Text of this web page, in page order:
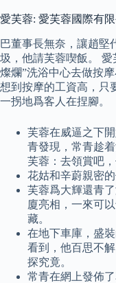
愛芙蓉: 愛芙蓉國際有限
巴董事長無奈，讓趙堅
圾，他請芙蓉喫飯。 愛
燦爛”洗浴中心去做按
想到按摩的工資高，只
一拐地爲客人在捏腳。
芙蓉在威逼之下
青發現，常青趁
芙蓉：去領賞吧
花姑和辛蔚親密
芙蓉爲大輝還青
廈亮相，一來可
藏。
在地下車庫，盛
看到，他百思不
探究竟。
常青在網上發佈